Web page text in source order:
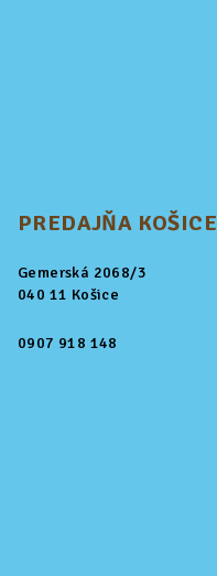
PREDAJŇA KOŠICE
Gemerská 2068/3
040 11 Košice
0907 918 148